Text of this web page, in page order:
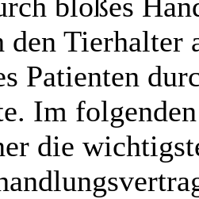
den Tierhalter
Patienten
Im
die